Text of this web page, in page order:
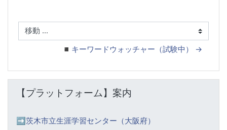
移動 ...
◾️キーワードウォッチャー（試験中） →
【プラットフォーム】案内
➡️ 茨木市立生涯学習センター（大阪府）